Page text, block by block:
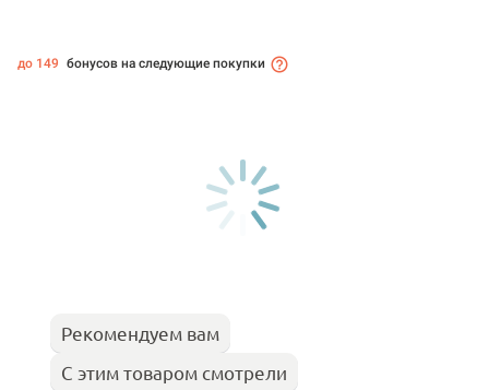
до 149 бонусов на следующие покупки
Рекомендуем вам
С этим товаром смотрели